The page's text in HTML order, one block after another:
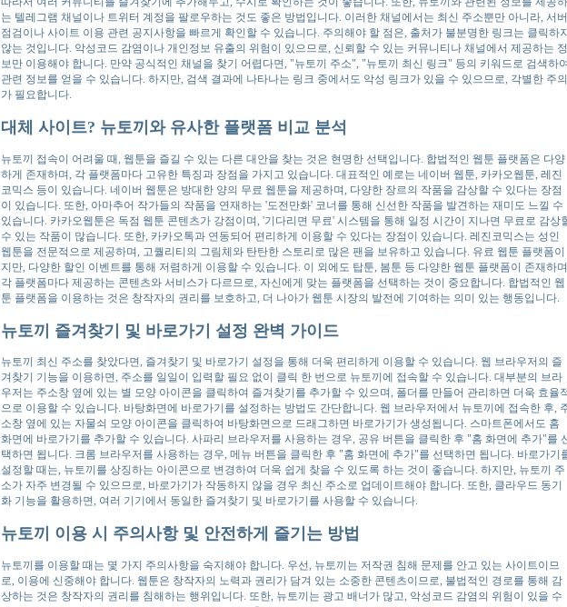
는 텔레그램 채널이나 트위터 계정을 팔로우하는 것도 좋은 방법입니다. 이러한 채널에서는 최신 주소뿐만 아니라, 서버
점검이나 사이트 이용 관련 공지사항을 빠르게 확인할 수 있습니다. 주의해야 할 점은, 출처가 불분명한 링크는 클릭하
않는 것입니다. 악성코드 감염이나 개인정보 유출의 위험이 있으므로, 신뢰할 수 있는 커뮤니티나 채널에서 제공하는 정
보만 이용해야 합니다. 만약 공식적인 채널을 찾기 어렵다면, "뉴토끼 주소", "뉴토끼 최신 링크" 등의 키워드로 검색하여
관련 정보를 얻을 수 있습니다. 하지만, 검색 결과에 나타나는 링크 중에서도 악성 링크가 있을 수 있으므로, 각별한 주의
가 필요합니다.
대체 사이트? 뉴토끼와 유사한 플랫폼 비교 분석
뉴토끼 접속이 어려울 때, 웹툰을 즐길 수 있는 다른 대안을 찾는 것은 현명한 선택입니다. 합법적인 웹툰 플랫폼은 다양
하게 존재하며, 각 플랫폼마다 고유한 특징과 장점을 가지고 있습니다. 대표적인 예로는 네이버 웹툰, 카카오웹툰, 레진
코믹스 등이 있습니다. 네이버 웹툰은 방대한 양의 무료 웹툰을 제공하며, 다양한 장르의 작품을 감상할 수 있다는 장점
이 있습니다. 또한, 아마추어 작가들의 작품을 연재하는 '도전만화' 코너를 통해 신선한 작품을 발견하는 재미도 느낄 수
있습니다. 카카오웹툰은 독점 웹툰 콘텐츠가 강점이며, '기다리면 무료' 시스템을 통해 일정 시간이 지나면 무료로 감상
수 있는 작품이 많습니다. 또한, 카카오톡과 연동되어 편리하게 이용할 수 있다는 장점이 있습니다. 레진코믹스는 성인
웹툰을 전문적으로 제공하며, 고퀄리티의 그림체와 탄탄한 스토리로 많은 팬을 보유하고 있습니다. 유료 웹툰 플랫폼이
지만, 다양한 할인 이벤트를 통해 저렴하게 이용할 수 있습니다. 이 외에도 탑툰, 봄툰 등 다양한 웹툰 플랫폼이 존재하며,
각 플랫폼마다 제공하는 콘텐츠와 서비스가 다르므로, 자신에게 맞는 플랫폼을 선택하는 것이 중요합니다. 합법적인 웹
툰 플랫폼을 이용하는 것은 창작자의 권리를 보호하고, 더 나아가 웹툰 시장의 발전에 기여하는 의미 있는 행동입니다.
뉴토끼 즐겨찾기 및 바로가기 설정 완벽 가이드
뉴토끼 최신 주소를 찾았다면, 즐겨찾기 및 바로가기 설정을 통해 더욱 편리하게 이용할 수 있습니다. 웹 브라우저의 즐
겨찾기 기능을 이용하면, 주소를 일일이 입력할 필요 없이 클릭 한 번으로 뉴토끼에 접속할 수 있습니다. 대부분의 브라
우저는 주소창 옆에 있는 별 모양 아이콘을 클릭하여 즐겨찾기를 추가할 수 있으며, 폴더를 만들어 관리하면 더욱 효율
으로 이용할 수 있습니다. 바탕화면에 바로가기를 설정하는 방법도 간단합니다. 웹 브라우저에서 뉴토끼에 접속한 후,
소창 옆에 있는 자물쇠 모양 아이콘을 클릭하여 바탕화면으로 드래그하면 바로가기가 생성됩니다. 스마트폰에서도 홈
화면에 바로가기를 추가할 수 있습니다. 사파리 브라우저를 사용하는 경우, 공유 버튼을 클릭한 후 "홈 화면에 추가"를
택하면 됩니다. 크롬 브라우저를 사용하는 경우, 메뉴 버튼을 클릭한 후 "홈 화면에 추가"를 선택하면 됩니다. 바로가기
설정할 때는, 뉴토끼를 상징하는 아이콘으로 변경하여 더욱 쉽게 찾을 수 있도록 하는 것이 좋습니다. 하지만, 뉴토끼 주
소가 자주 변경될 수 있으므로, 바로가기가 작동하지 않을 경우 최신 주소로 업데이트해야 합니다. 또한, 클라우드 동기
화 기능을 활용하면, 여러 기기에서 동일한 즐겨찾기 및 바로가기를 사용할 수 있습니다.
뉴토끼 이용 시 주의사항 및 안전하게 즐기는 방법
뉴토끼를 이용할 때는 몇 가지 주의사항을 숙지해야 합니다. 우선, 뉴토끼는 저작권 침해 문제를 안고 있는 사이트이므
로, 이용에 신중해야 합니다. 웹툰은 창작자의 노력과 권리가 담겨 있는 소중한 콘텐츠이므로, 불법적인 경로를 통해 감
상하는 것은 창작자의 권리를 침해하는 행위입니다. 또한, 뉴토끼는 광고 배너가 많고, 악성코드 감염의 위험이 있을 수